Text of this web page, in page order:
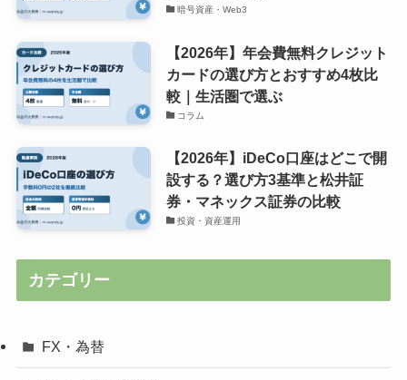
暗号資産・Web3
【2026年】年会費無料クレジット
カードの選び方とおすすめ4枚比
較｜生活圏で選ぶ
コラム
【2026年】iDeCo口座はどこで開
設する？選び方3基準と松井証
券・マネックス証券の比較
投資・資産運用
カテゴリー
FX・為替